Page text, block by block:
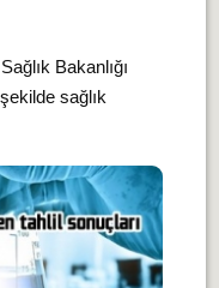
Bakanlığı
sağlık